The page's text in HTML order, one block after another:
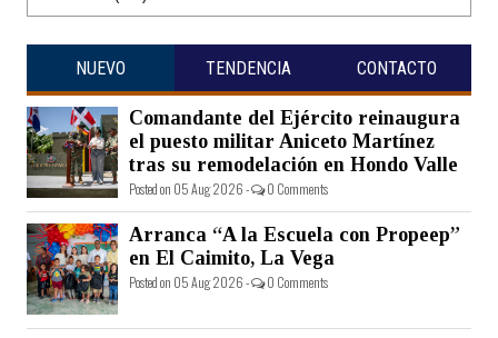
NUEVO TENDENCIA CONTACTO
Comandante del Ejército reinaugura
el puesto militar Aniceto Martínez
tras su remodelación en Hondo Valle
Posted on 05 Aug 2026 - 0 Comments
Arranca “A la Escuela con Propeep”
en El Caimito, La Vega
Posted on 05 Aug 2026 - 0 Comments